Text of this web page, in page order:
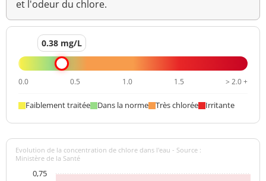
et l'odeur du chlore.
0.38 mg/L
0.0 0.5 1.0 1.5 > 2.0 +
Faiblement traitée Dans la norme Très chlorée Irritante
Evolution de la concentration de chlore dans l'eau - Source :
Ministère de la Santé
0,75